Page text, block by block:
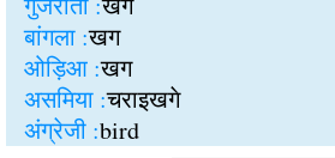
बांगला :खग
ओड़िआ :खग
असमिया :चराइखगे
अंग्रेजी :bird